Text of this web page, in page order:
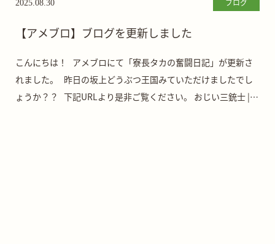
2025.08.30 ブログ
【アメブロ】ブログを更新しました
こんにちは！ アメブロにて「寮長タカの奮闘日記」が更新さ
れました。 昨日の坂上どうぶつ王国みていただけましたでし
ょうか？？ 下記URLより是非ご覧ください。 おじい三銃士 |